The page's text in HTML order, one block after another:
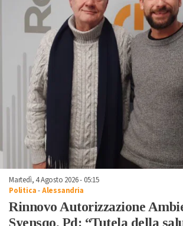
Martedì, 4 Agosto 2026 - 05:15
Politica-Alessandria
Rinnovo Autorizzazione
Syensqo, Pd: “Tutela della